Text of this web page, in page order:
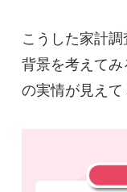
こうした家計
背景を考えて
の実情が見えて